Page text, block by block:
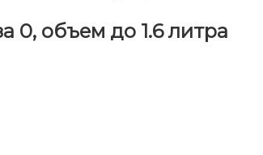
0, объем до 1.6 литра